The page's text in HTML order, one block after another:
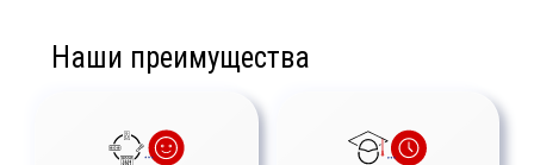
Наши преимущества